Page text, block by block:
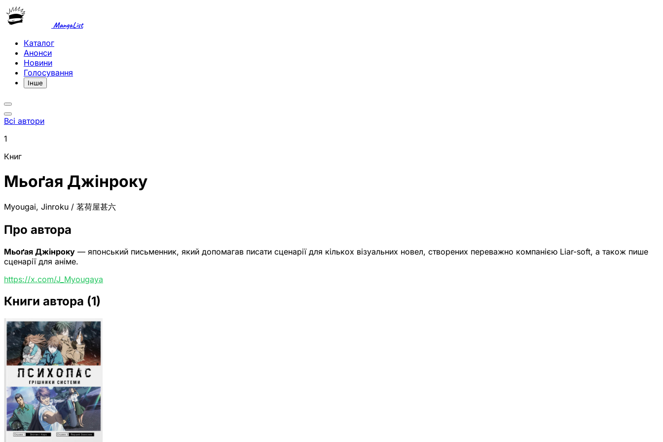
MangaList
Каталог
Анонси
Новини
Голосування
Інше
Всі автори
1
Книг
Мьоґая Джінроку
Myougai, Jinroku / 茗荷屋甚六
Про автора
Мьоґая Джінроку — японський письменник, який допомагав писати сценарії для кількох візуальних новел, створених переважно компанією Liar-soft, а також пише
сценарії для аніме.
https://x.com/J_Myougaya
Книги автора (1)